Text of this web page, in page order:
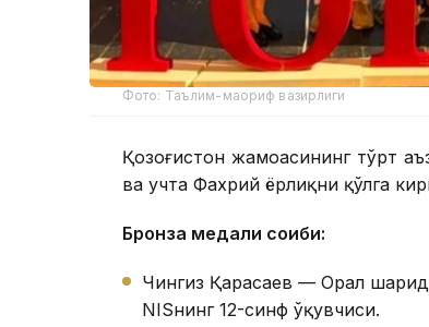
Фото: Таълим-маориф вазирлиги
Қозоғистон жамоасининг тўрт
ва учта Фахрий ёрлиқни қўлга
Бронза медали соҳиби:
Чингиз Қарасаев — Орал
NISнинг 12-синф ўқувчиси.